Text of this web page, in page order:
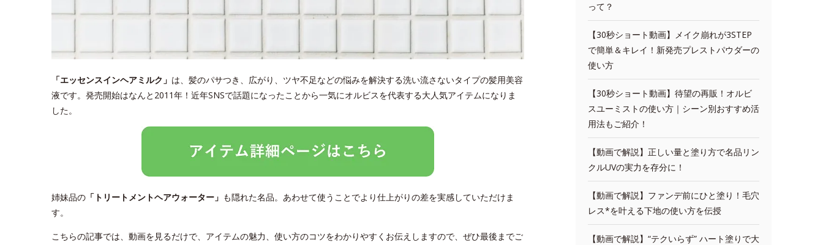
「エッセンスインヘアミルク」 は、髪のパサつき、広がり、ツヤ不足などの悩みを解決する洗い流さないタイプの髪用美容
液です。発売開始はなんと2011年！近年SNSで話題になったことから一気にオルビスを代表する大人気アイテムになりま
した。
姉妹品の 「トリートメントヘアウォーター」 も隠れた名品。あわせて使うことでより仕上がりの差を実感していただけま
す。
こちらの記事では、動画を見るだけで、アイテムの魅力、使い方のコツをわかりやすくお伝えしますので、ぜひ最後までご
って？
【30秒ショート動画】メイク崩れが3STEP
で簡単＆キレイ！新発売プレストパウダーの
使い方
【30秒ショート動画】待望の再販！オルビ
スユーミストの使い方｜シーン別おすすめ活
用法もご紹介！
【動画で解説】正しい量と塗り方で名品リン
クルUVの実力を存分に！
【動画で解説】ファンデ前にひと塗り！毛穴
レス*を叶える下地の使い方を伝授
【動画で解説】“テクいらず” ハート塗りで大